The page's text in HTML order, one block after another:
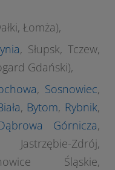
Łomża),
, Słupsk, Tczew,
Gdański),
, Sosnowiec,
, Bytom, Rybnik,
Górnicza,
Zdrój,
Śląskie,